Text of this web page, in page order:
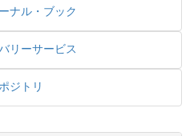
ナル・ブック
リーサービス
ジトリ